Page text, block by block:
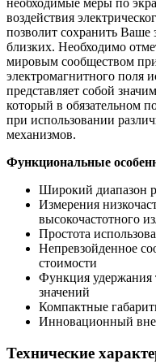
воздействия
позволит сохранить Ваше
близких. Необходимо
мировым сообществом
электромагнитного поля
представляет собой
который в обязательном
при использовании
механизмов.
Функциональные
Широкий диапазон
Измерения
высокочастотного
Простота
Непревзойденное
стоимости
Функция удержания
значений
Компактные
Инновационный
Технические